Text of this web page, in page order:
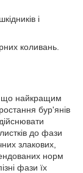
і
коливань.
що найкращим
бур'янів
до фази
злакових,
норм
фази їх